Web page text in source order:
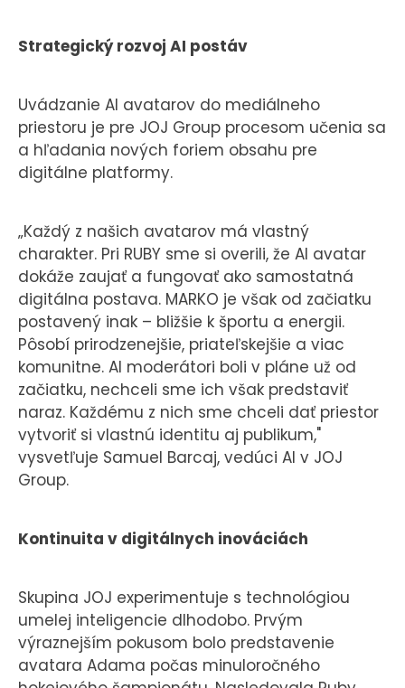
Strategický rozvoj AI postáv
Uvádzanie AI avatarov do mediálneho
priestoru je pre JOJ Group procesom učenia sa
a hľadania nových foriem obsahu pre
digitálne platformy.
„Každý z našich avatarov má vlastný
charakter. Pri RUBY sme si overili, že AI avatar
dokáže zaujať a fungovať ako samostatná
digitálna postava. MARKO je však od začiatku
postavený inak – bližšie k športu a energii.
Pôsobí prirodzenejšie, priateľskejšie a viac
komunitne. AI moderátori boli v pláne už od
začiatku, nechceli sme ich však predstaviť
naraz. Každému z nich sme chceli dať priestor
vytvoriť si vlastnú identitu aj publikum,"
vysvetľuje Samuel Barcaj, vedúci AI v JOJ
Group.
Kontinuita v digitálnych inováciách
Skupina JOJ experimentuje s technológiou
umelej inteligencie dlhodobo. Prvým
výraznejším pokusom bolo predstavenie
avatara Adama počas minuloročného